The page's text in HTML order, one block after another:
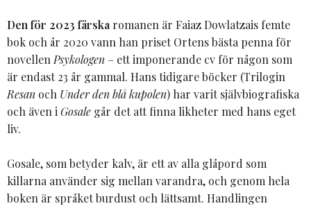
Den för 2023 färska romanen är Faiaz Dowlatzais femte
bok och år 2020 vann han priset Ortens bästa penna för
novellen Psykologen – ett imponerande cv för någon som
är endast 23 år gammal. Hans tidigare böcker (Trilogin
Resan och Under den blå kupolen) har varit självbiografiska
och även i Gosale går det att finna likheter med hans eget
liv.
Gosale, som betyder kalv, är ett av alla glåpord som
killarna använder sig mellan varandra, och genom hela
boken är språket burdust och lättsamt. Handlingen